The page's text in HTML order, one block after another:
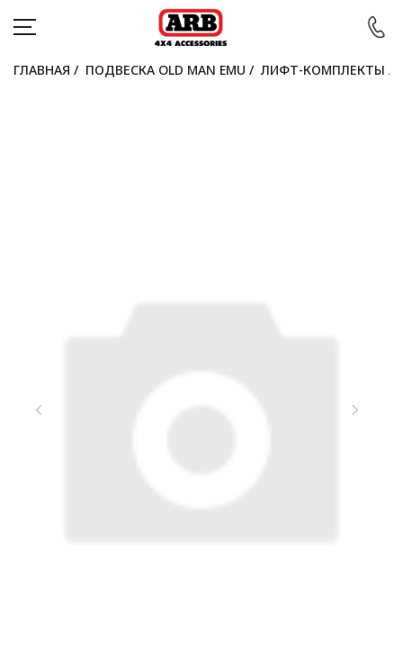
Войти
ГЛАВНАЯ / ПОДВЕСКА OLD MAN EMU / ЛИФТ-КОМПЛЕКТЫ /